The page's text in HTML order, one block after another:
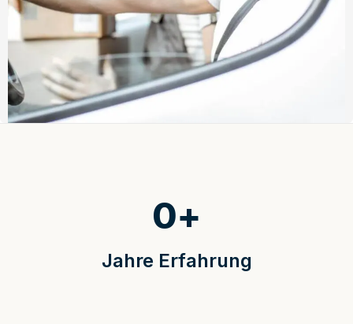
Jahre Erfahrung
0+